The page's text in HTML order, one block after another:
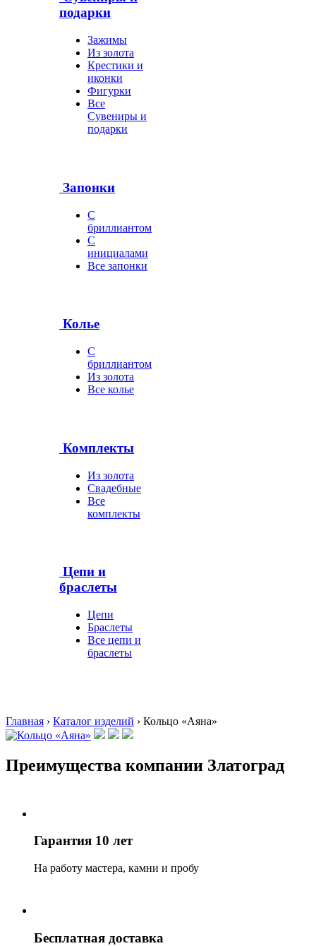
подарки
Зажимы
Из золота
Крестики и
иконки
Фигурки
Все
Сувениры и
подарки
Запонки
С
бриллиантом
С
инициалами
Все запонки
Колье
С
бриллиантом
Из золота
Все колье
Комплекты
Из золота
Свадебные
Все
комплекты
Цепи и
браслеты
Цепи
Браслеты
Все цепи и
браслеты
Главная › Каталог изделий › Кольцо «Аяна»
Преимущества компании Златоград
Гарантия 10 лет
На работу мастера, камни и пробу
Бесплатная доставка